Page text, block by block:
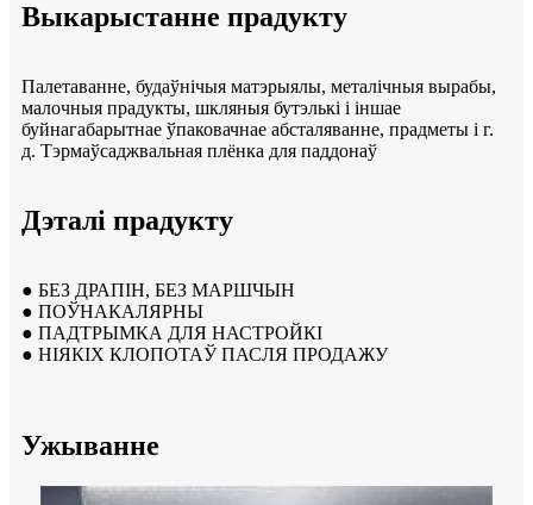
Выкарыстанне прадукту
Палетаванне, будаўнічыя матэрыялы, металічныя вырабы,
малочныя прадукты, шкляныя бутэлькі і іншае
буйнагабарытнае ўпаковачнае абсталяванне, прадметы і г.
д. Тэрмаўсаджвальная плёнка для паддонаў
Дэталі прадукту
● БЕЗ ДРАПІН, БЕЗ МАРШЧЫН
● ПОЎНАКАЛЯРНЫ
● ПАДТРЫМКА ДЛЯ НАСТРОЙКІ
● НІЯКІХ КЛОПОТАЎ ПАСЛЯ ПРОДАЖУ
Ужыванне